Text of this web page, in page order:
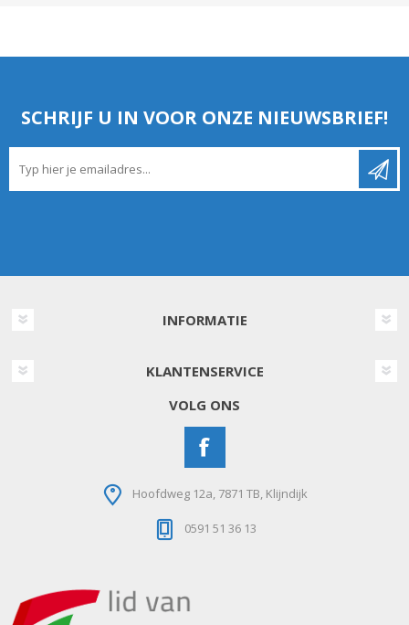
SCHRIJF U IN VOOR ONZE NIEUWSBRIEF!
INFORMATIE
KLANTENSERVICE
VOLG ONS
Hoofdweg 12a, 7871 TB, Klijndijk
0591 51 36 13